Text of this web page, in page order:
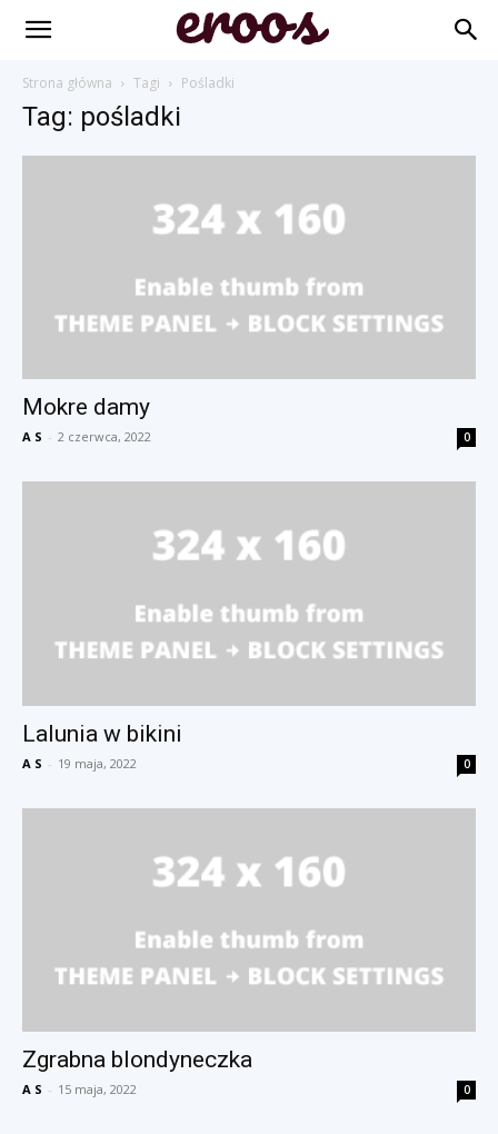
Strona główna Tagi Pośladki
Tag: pośladki
Mokre damy
A S - 2 czerwca, 2022 0
Lalunia w bikini
A S - 19 maja, 2022 0
Zgrabna blondyneczka
A S - 15 maja, 2022 0